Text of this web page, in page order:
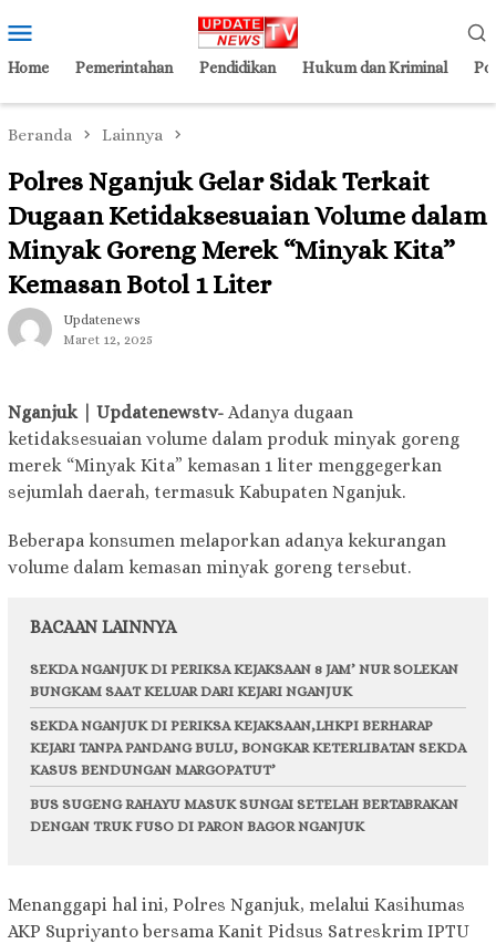
ke
kontenMobile
Home Pemerintahan Pendidikan Hukum dan Kriminal
Beranda Lainnya
Polres Nganjuk Gelar Sidak Terkait
Dugaan Ketidaksesuaian Volume dalam
Minyak Goreng Merek “Minyak Kita”
Kemasan Botol 1 Liter
Updatenews
Maret 12, 2025
Nganjuk | Updatenewstv- Adanya dugaan
ketidaksesuaian volume dalam produk minyak goreng
merek “Minyak Kita” kemasan 1 liter menggegerkan
sejumlah daerah, termasuk Kabupaten Nganjuk.
Beberapa konsumen melaporkan adanya kekurangan
volume dalam kemasan minyak goreng tersebut.
BACAAN LAINNYA
SEKDA NGANJUK DI PERIKSA KEJAKSAAN 8 JAM’ NUR SOLEKAN
BUNGKAM SAAT KELUAR DARI KEJARI NGANJUK
SEKDA NGANJUK DI PERIKSA KEJAKSAAN,LHKPI BERHARAP
KEJARI TANPA PANDANG BULU, BONGKAR KETERLIBATAN SEKDA
KASUS BENDUNGAN MARGOPATUT’
BUS SUGENG RAHAYU MASUK SUNGAI SETELAH BERTABRAKAN
DENGAN TRUK FUSO DI PARON BAGOR NGANJUK
Menanggapi hal ini, Polres Nganjuk, melalui Kasihumas
AKP Supriyanto bersama Kanit Pidsus Satreskrim IPTU